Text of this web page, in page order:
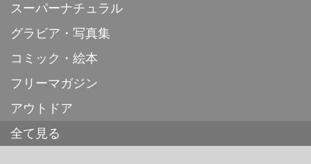
スーパーナチュラル
グラビア・写真集
コミック・絵本
フリーマガジン
アウトドア
全て見る